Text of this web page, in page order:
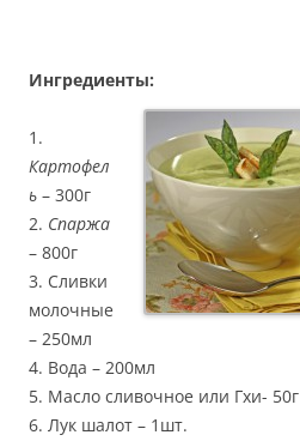
Ингредиенты:
1.
Картофел
ь – 300г
2. Спаржа
– 800г
3. Сливки
молочные
– 250мл
4. Вода – 200мл
5. Масло сливочное или Гхи- 50г
6. Лук шалот – 1шт.